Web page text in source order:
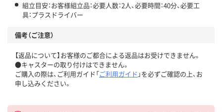
組立目安：お客様組立品：必要人数：2人、必要時間：40分、必要工
具：プラスドライバー
備考（ご注意）
【返品について】お客様のご都合による返品はお受けできません。
●キャスターの取り付けはできません。
ご購入の際は、ご利用ガイド「ご利用ガイド 」を必ずご確認の上、お
申し込みください。